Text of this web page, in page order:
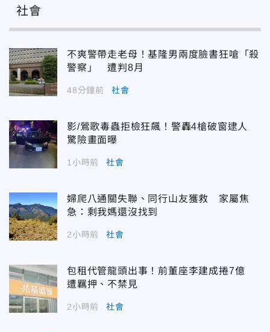
社會
不爽警帶走老母！基隆男兩度臉書狂嗆「殺
警察」 遭判8月
48分鐘前 社會
影/鶯歌毒蟲拒檢狂飆！警轟4槍破窗逮人
驚險畫面曝
1小時前 社會
婦爬八通關失聯、同行山友獲救 家屬焦
急：剩我媽還沒找到
2小時前 社會
包租代管龍頭出事！前董座李建成捲7億
遭羈押、不禁見
2小時前 社會